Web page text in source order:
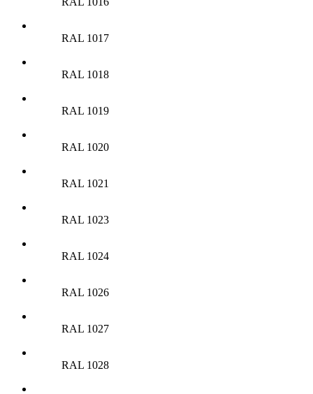
RAL 1017
RAL 1018
RAL 1019
RAL 1020
RAL 1021
RAL 1023
RAL 1024
RAL 1026
RAL 1027
RAL 1028